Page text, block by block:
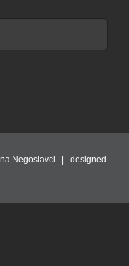
Negoslavci | designed